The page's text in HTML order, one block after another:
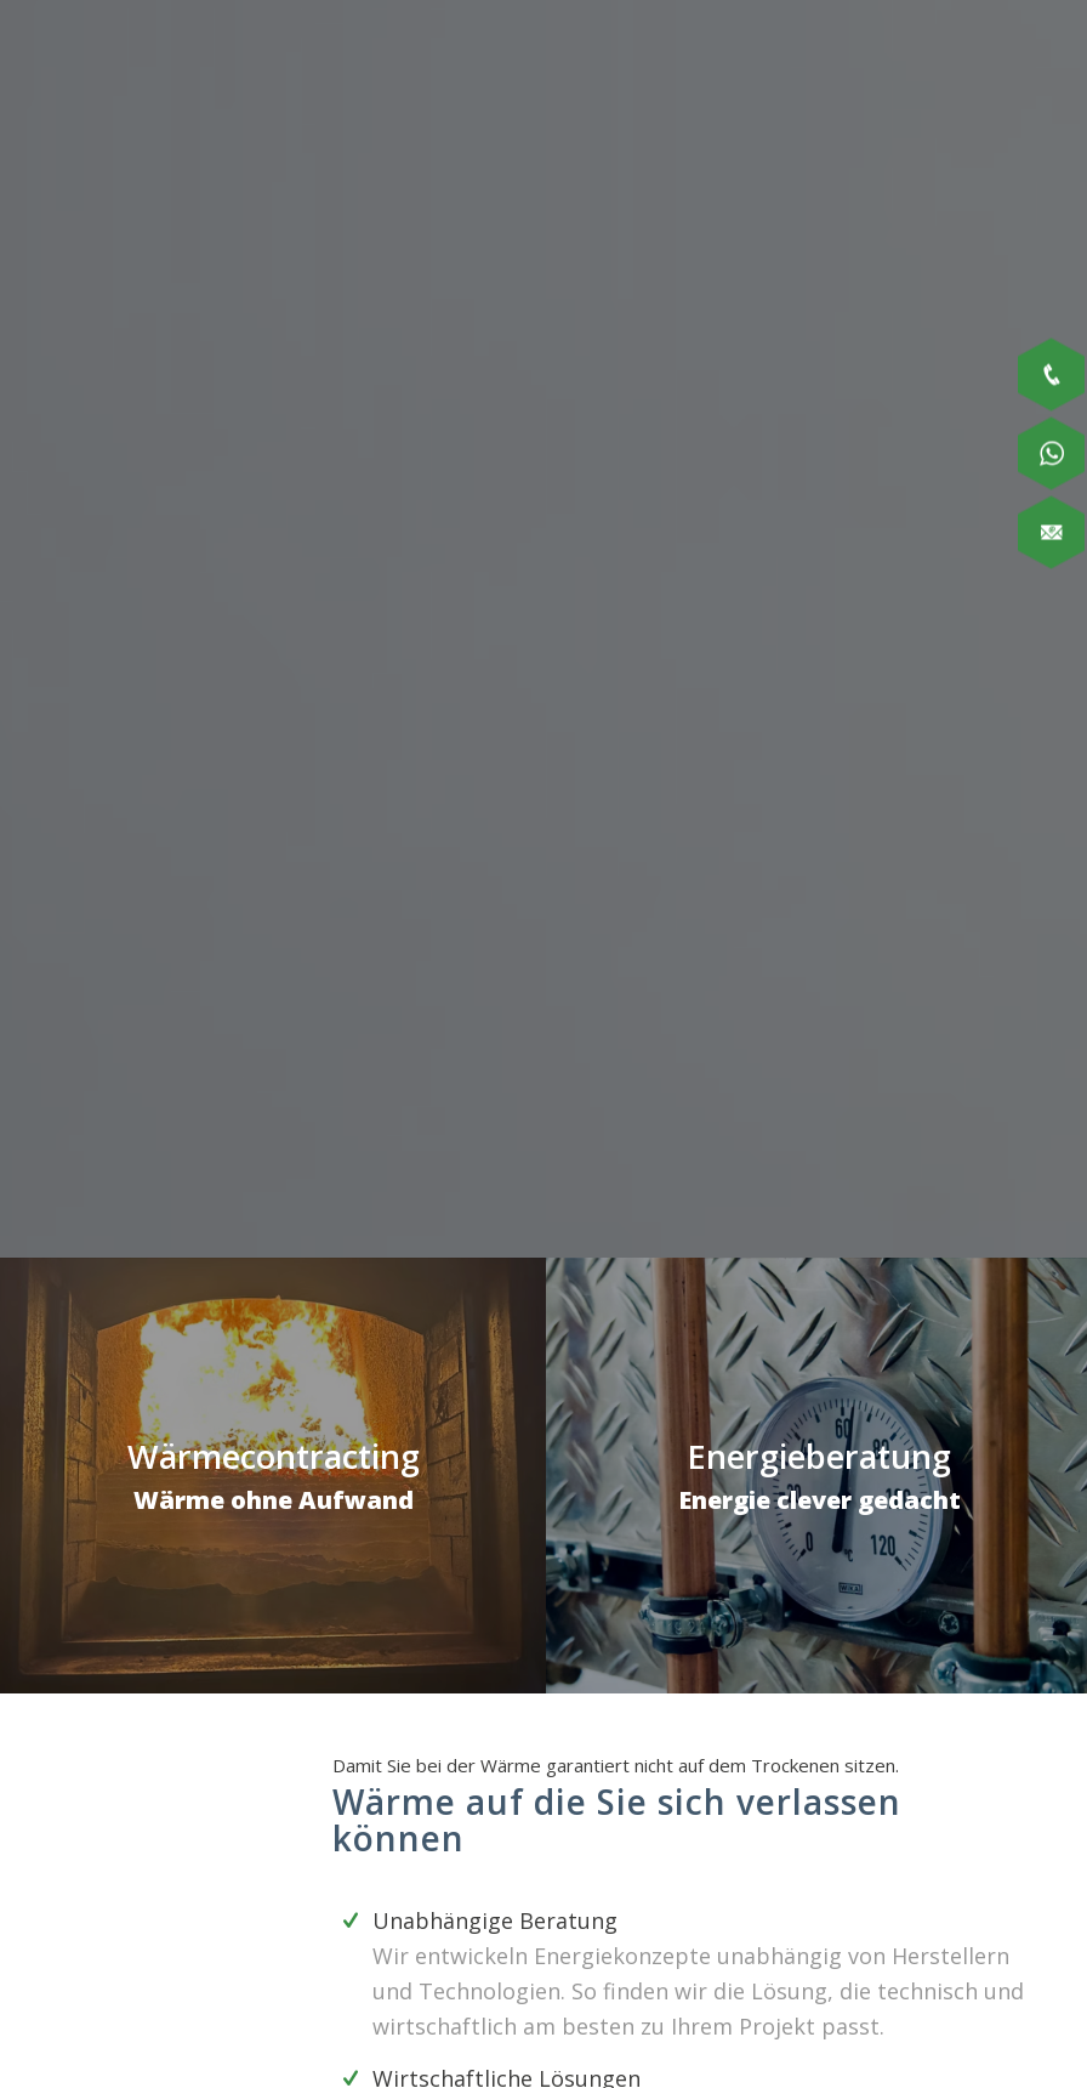
Wärmecontracting
Wärme ohne Aufwand
Energieberatung
Energie clever gedacht
Damit Sie bei der Wärme garantiert nicht auf dem Trockenen sitzen.
Wärme auf die Sie sich verlassen
können
Unabhängige Beratung
Wir entwickeln Energiekonzepte unabhängig von Herstellern
und Technologien. So finden wir die Lösung, die technisch und
wirtschaftlich am besten zu Ihrem Projekt passt.
Wirtschaftliche Lösungen